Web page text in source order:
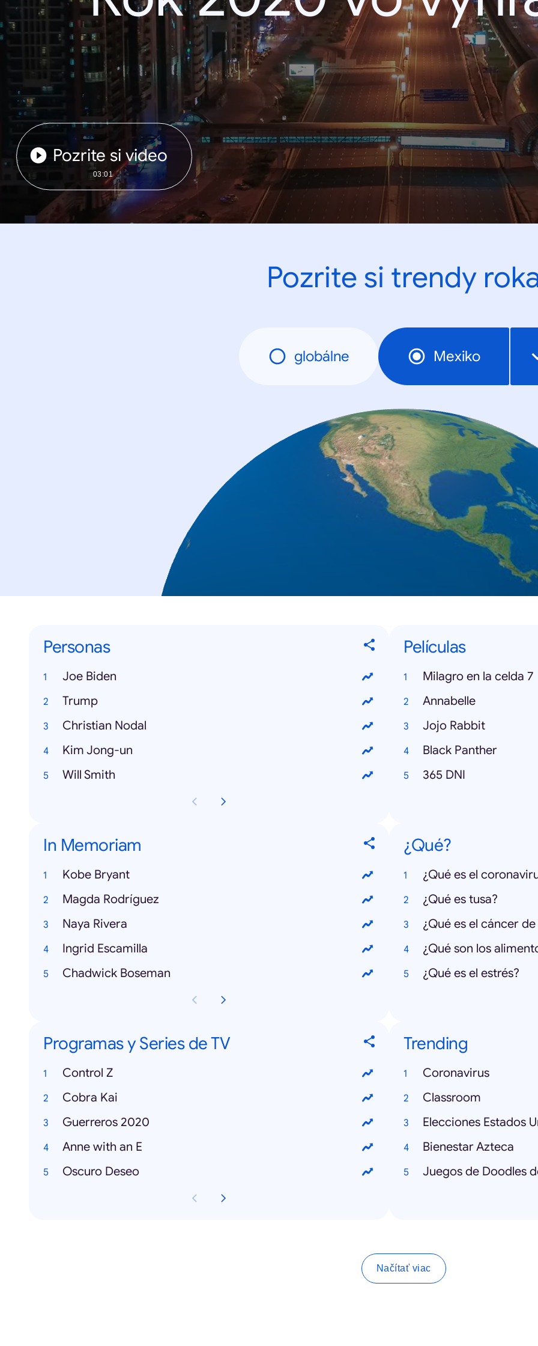
Pozrite si video
03:01
Pozrite si trendy
globálne Mexiko
Personas
Joe Biden
Trump
Christian Nodal
Kim Jong-un
Will Smith
Películas
Milagro en la celda 7
Annabelle
Jojo Rabbit
Black Panther
365 DNI
In Memoriam
Kobe Bryant
Magda Rodríguez
Naya Rivera
Ingrid Escamilla
Chadwick Boseman
¿Qué?
¿Qué es el
¿Qué es tusa?
¿Qué es el cáncer
¿Qué son los
¿Qué es el estrés?
Programas y Series de TV
Control Z
Cobra Kai
Guerreros 2020
Anne with an E
Oscuro Deseo
Trending
Coronavirus
Classroom
Elecciones Estados
Bienestar Azteca
Juegos de Doodles
Načítať viac